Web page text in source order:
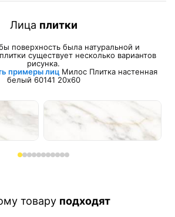
Лица плитки
поверхность была натуральной и
существует несколько вариантов
рисунка.
примеры лицМилос Плитка настенная
белый 60141 20х60
товару подходят